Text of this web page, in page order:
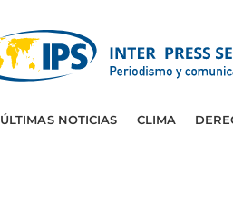
ÚLTIMAS NOTICIAS CLIMA